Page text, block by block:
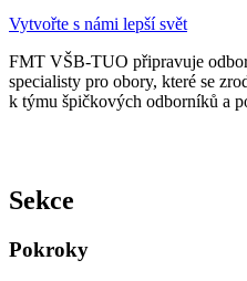
Vytvořte s námi lepší svět
FMT VŠB-TUO připravuje
specialisty pro obory, které se
k týmu špičkových odborníků a
Sekce
Pokroky